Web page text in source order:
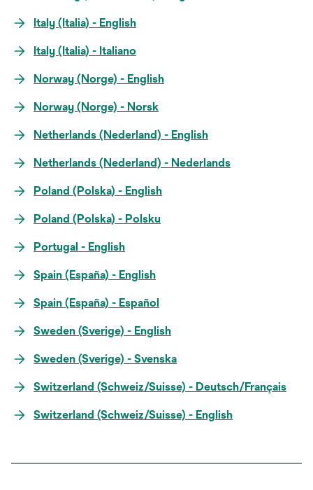
Italy (Italia) - English
Italy (Italia) - Italiano
Norway (Norge) - English
Norway (Norge) - Norsk
Netherlands (Nederland) - English
Netherlands (Nederland) - Nederlands
Poland (Polska) - English
Poland (Polska) - Polsku
Portugal - English
Spain (España) - English
Spain (España) - Español
Sweden (Sverige) - English
Sweden (Sverige) - Svenska
Switzerland (Schweiz/Suisse) - Deutsch/Français
Switzerland (Schweiz/Suisse) - English